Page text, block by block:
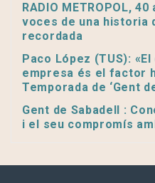
RADIO METROPOL,
voces de una historia
recordada
Paco López (TUS):
empresa és el factor
Temporada de ‘Gent
Gent de Sabadell :
i el seu compromís